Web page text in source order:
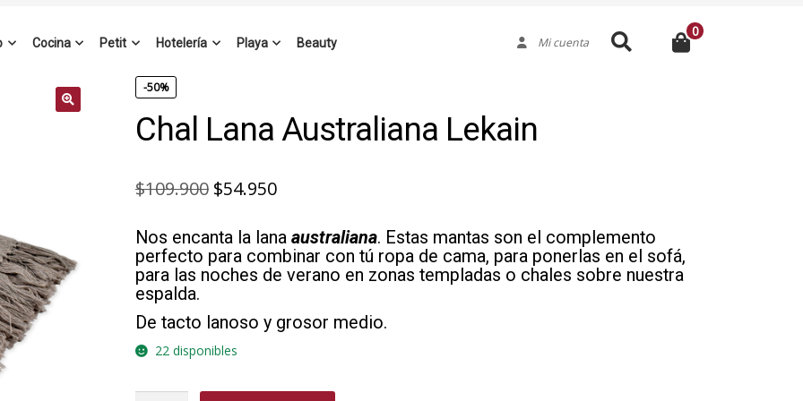
Cocina Petit Hotelería Playa Beauty Mi cuenta Buscar 0
-50%
Chal Lana Australiana Lekain
$109.900 El
original
era:
$54.950El
actual
es:
Nos encanta la lana australiana. Estas mantas son el complemento
perfecto para combinar con tú ropa de cama, para ponerlas en el sofá,
para las noches de verano en zonas templadas o chales sobre nuestra
espalda.
De tacto lanoso y grosor medio.
22 disponibles